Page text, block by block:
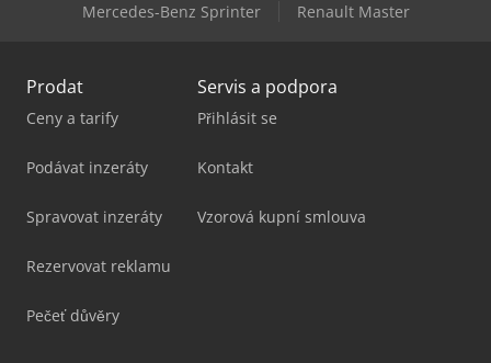
Mercedes-Benz Sprinter
Renault Master
Prodat
Ceny a tarify
Podávat inzeráty
Spravovat inzeráty
Rezervovat reklamu
Pečeť důvěry
Servis a podpora
Přihlásit se
Kontakt
Vzorová kupní smlouva